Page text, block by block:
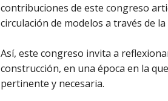
contribuciones de este congreso
circulación de modelos a través de
Así, este congreso invita a
construcción, en una época en la
pertinente y necesaria.